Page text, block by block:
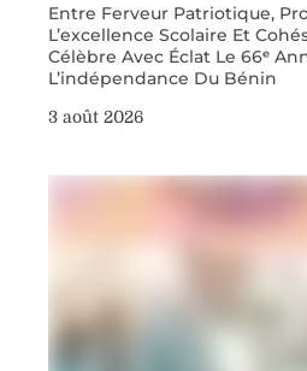
Entre Ferveur Patriotique,
L’excellence Scolaire Et
Célèbre Avec Éclat Le 66ᵉ
L’indépendance Du Bénin
3 août 2026